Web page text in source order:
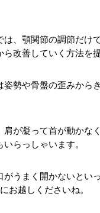
は、顎関節の調節だけ
改善していく方法を
姿勢や骨盤の歪みから
肩が凝って首が動かな
らっしゃいます。
がうまく開かないとい
お越しくださいね。